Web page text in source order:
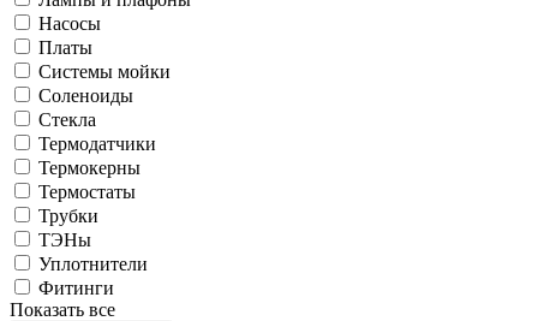
Насосы
Платы
Системы мойки
Соленоиды
Стекла
Термодатчики
Термокерны
Термостаты
Трубки
ТЭНы
Уплотнители
Фитинги
Показать все